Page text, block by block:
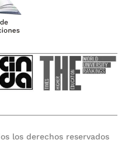
los derechos reservados